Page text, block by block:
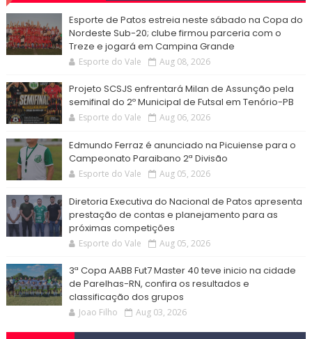
Esporte de Patos estreia neste sábado na Copa do
Nordeste Sub-20; clube firmou parceria com o
Treze e jogará em Campina Grande
Esporte do Vale Aug 08, 2026
Projeto SCSJS enfrentará Milan de Assunção pela
semifinal do 2º Municipal de Futsal em Tenório-PB
Esporte do Vale Aug 06, 2026
Edmundo Ferraz é anunciado na Picuiense para o
Campeonato Paraibano 2ª Divisão
Esporte do Vale Aug 05, 2026
Diretoria Executiva do Nacional de Patos apresenta
prestação de contas e planejamento para as
próximas competições
Esporte do Vale Aug 05, 2026
3ª Copa AABB Fut7 Master 40 teve inicio na cidade
de Parelhas-RN, confira os resultados e
classificação dos grupos
Joao Filho Aug 03, 2026